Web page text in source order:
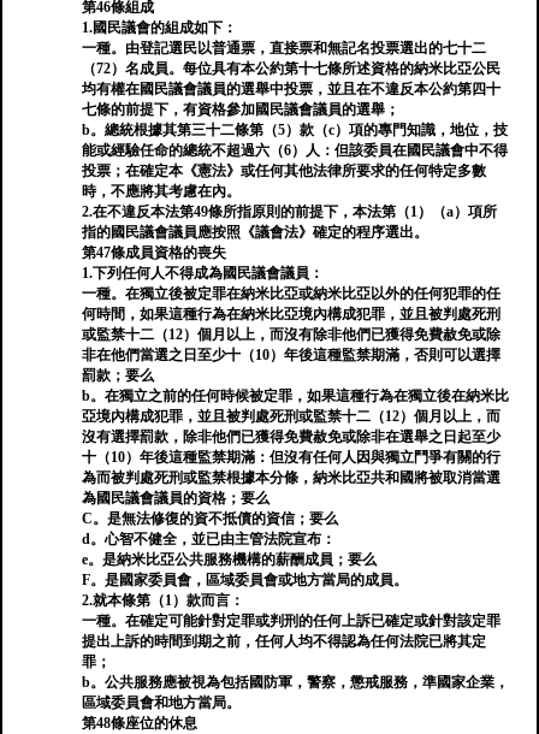
第46條組成
1.國民議會的組成如下：
一種。由登記選民以普通票，直接票和無記名投票選出的七十二
（72）名成員。每位具有本公約第十七條所述資格的納米比亞公民
均有權在國民議會議員的選舉中投票，並且在不違反本公約第四十
七條的前提下，有資格參加國民議會議員的選舉；
b。總統根據其第三十二條第（5）款（c）項的專門知識，地位，技
能或經驗任命的總統不超過六（6）人：但該委員在國民議會中不得
投票；在確定本《憲法》或任何其他法律所要求的任何特定多數
時，不應將其考慮在內。
2.在不違反本法第49條所指原則的前提下，本法第（1）（a）項所
指的國民議會議員應按照《議會法》確定的程序選出。
第47條成員資格的喪失
1.下列任何人不得成為國民議會議員：
一種。在獨立後被定罪在納米比亞或納米比亞以外的任何犯罪的任
何時間，如果這種行為在納米比亞境內構成犯罪，並且被判處死刑
或監禁十二（12）個月以上，而沒有除非他們已獲得免費赦免或除
非在他們當選之日至少十（10）年後這種監禁期滿，否則可以選擇
罰款；要么
b。在獨立之前的任何時候被定罪，如果這種行為在獨立後在納米比
亞境內構成犯罪，並且被判處死刑或監禁十二（12）個月以上，而
沒有選擇罰款，除非他們已獲得免費赦免或除非在選舉之日起至少
十（10）年後這種監禁期滿：但沒有任何人因與獨立鬥爭有關的行
為而被判處死刑或監禁根據本分條，納米比亞共和國將被取消當選
為國民議會議員的資格；要么
C。是無法修復的資不抵債的資信；要么
d。心智不健全，並已由主管法院宣布：
e。是納米比亞公共服務機構的薪酬成員；要么
F。是國家委員會，區域委員會或地方當局的成員。
2.就本條第（1）款而言：
一種。在確定可能針對定罪或判刑的任何上訴已確定或針對該定罪
提出上訴的時間到期之前，任何人均不得認為任何法院已將其定
罪；
b。公共服務應被視為包括國防軍，警察，懲戒服務，準國家企業，
區域委員會和地方當局。
第48條座位的休息